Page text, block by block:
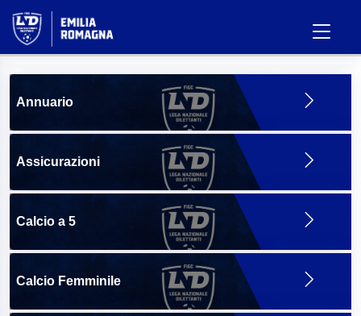
Annuario
Assicurazioni
Calcio a 5
Calcio Femminile